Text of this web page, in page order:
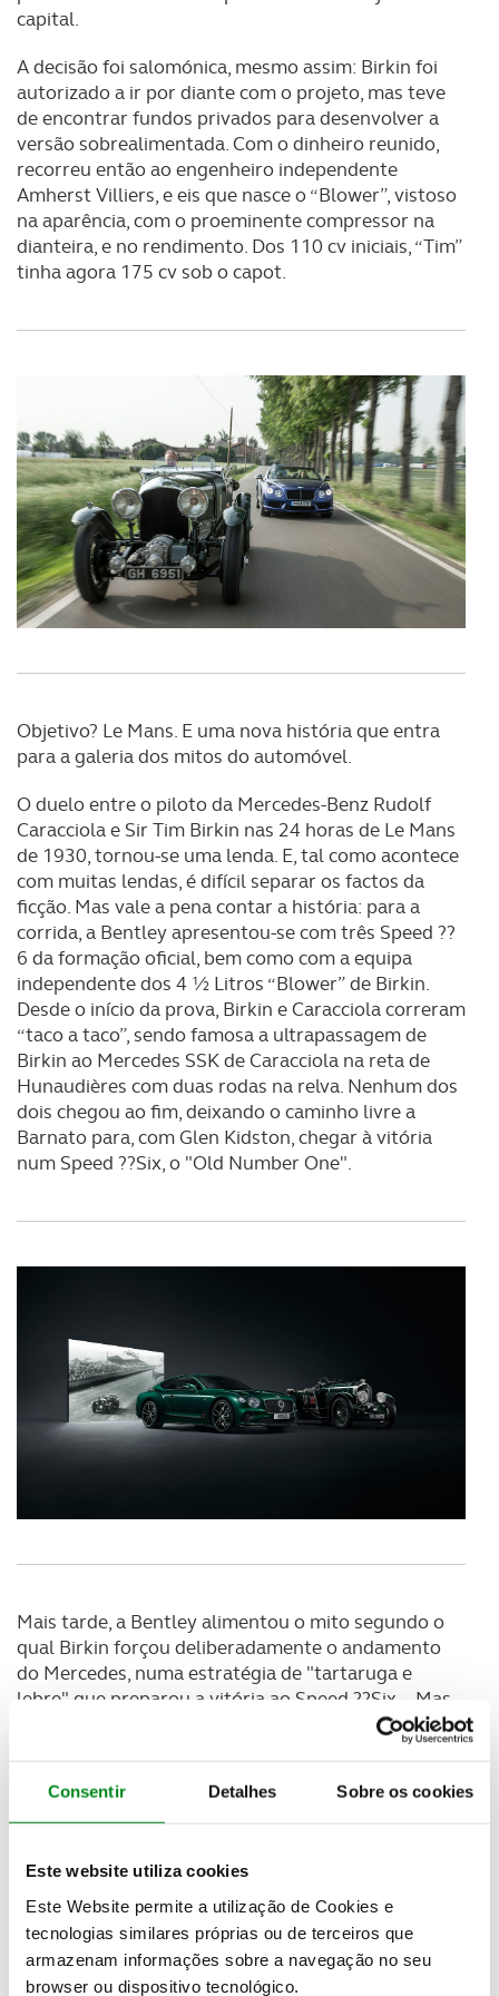
Consentir Detalhes Sobre os cookies
Este website utiliza cookies
Este Website permite a utilização de Cookies e
tecnologias similares próprias ou de terceiros que
armazenam informações sobre a navegação no seu
browser ou dispositivo tecnológico.
capital.
A decisão foi salomónica, mesmo assim: Birkin foi
autorizado a ir por diante com o projeto, mas teve
de encontrar fundos privados para desenvolver a
versão sobrealimentada. Com o dinheiro reunido,
recorreu então ao engenheiro independente
Amherst Villiers, e eis que nasce o “Blower”, vistoso
na aparência, com o proeminente compressor na
dianteira, e no rendimento. Dos 110 cv iniciais, “Tim”
tinha agora 175 cv sob o capot.
Objetivo? Le Mans. E uma nova história que entra
para a galeria dos mitos do automóvel.
O duelo entre o piloto da Mercedes-Benz Rudolf
Caracciola e Sir Tim Birkin nas 24 horas de Le Mans
de 1930, tornou-se uma lenda. E, tal como acontece
com muitas lendas, é difícil separar os factos da
ficção. Mas vale a pena contar a história: para a
corrida, a Bentley apresentou-se com três Speed ??
6 da formação oficial, bem como com a equipa
independente dos 4 ½ Litros “Blower” de Birkin.
Desde o início da prova, Birkin e Caracciola correram
“taco a taco”, sendo famosa a ultrapassagem de
Birkin ao Mercedes SSK de Caracciola na reta de
Hunaudières com duas rodas na relva. Nenhum dos
dois chegou ao fim, deixando o caminho livre a
Barnato para, com Glen Kidston, chegar à vitória
num Speed ??Six, o "Old Number One".
Mais tarde, a Bentley alimentou o mito segundo o
qual Birkin forçou deliberadamente o andamento
do Mercedes, numa estratégia de "tartaruga e
lebre" que preparou a vitória ao Speed ??Six... Mas
o mais provável é mesmo que Birkin visasse a
vitória, porque, de resto, só conhecia uma maneira
Blower em corridas de resistência foi perfeitamente
resumida por Nobby Clarke, diretor de corrida da
devora palha”.
R Type Continental
O R Type Continental, de 1952, é um dos modelos